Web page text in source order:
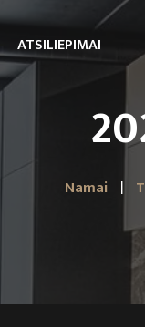
ATSILIEPIMAI
Namai